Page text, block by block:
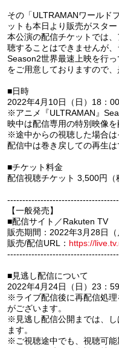
その「ULTRAMANワールド
ットも本日より販売がスター
本公演の配信チケットでは
聴することはできませんが、
Season2世界最速上映を行
をご用意しておりますので
■日時
2022年4月10日（日）18：
※アニメ『ULTRAMAN』
映中は配信専用の特別映像を
※途中からの視聴した場合
配信中は巻き戻しての再生は
■チケット料金
配信視聴チケット 3,500円（
【一般発売】
■配信サイト／Rakuten TV
販売期間：2022年3月28日
販売/配信URL： https://
■見逃し配信について
2022年4月24日（日）23：
※ライブ配信後に再配信処
がございます。
※見逃し配信公開までは、
ます。
※ご視聴途中でも、視聴可能